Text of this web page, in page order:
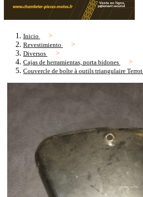
Inicio
Revestimiento
Diversos
Cajas de herramientas, porta bidones
Couvercle de boîte à outils triangulaire Terrot